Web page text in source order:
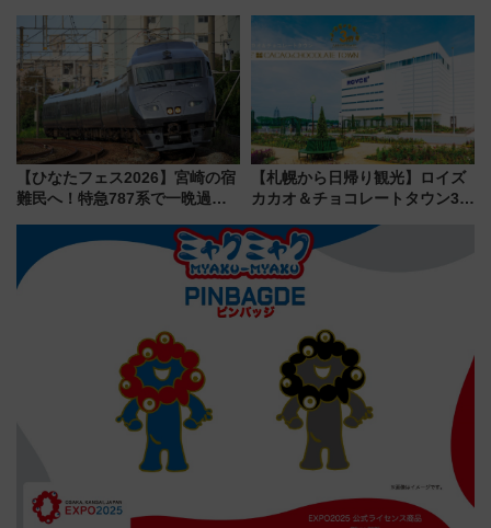
ート 夕朝食ビュッフェ付きで
快適な船旅はいかが？
報、利根川に咲く8,000発の大迫
力＆屋台を満喫
【ひなたフェス2026】宮崎の宿
難民へ！特急787系で一晩過ご
ローおひさま」が救世主に？
【札幌から日帰り観光】ロイズ
カカオ＆チョコレートタウン3周
詰め放題を開催、ロイズタウン
駅からのアクセスも